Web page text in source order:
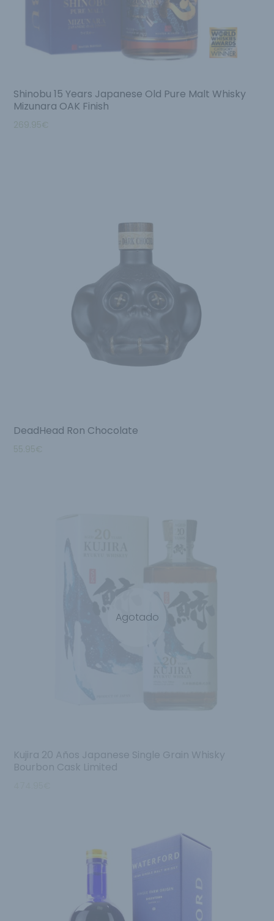
Shinobu 15 Years Japanese Old Pure Malt Whisky
Mizunara OAK Finish
269.95€
DeadHead Ron Chocolate
55.95€
Agotado
Kujira 20 Años Japanese Single Grain Whisky
Bourbon Cask Limited